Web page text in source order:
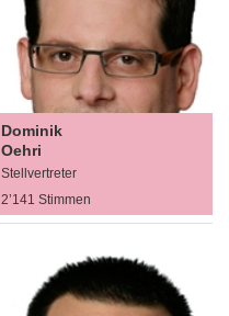
Dominik
Oehri
Stellvertreter
2’141 Stimmen